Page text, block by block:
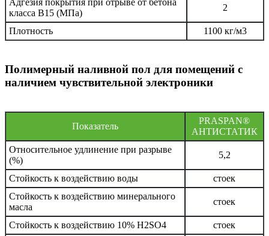
Адгезия покрытия при отрыве от бетона
класса В15 (МПа)
2
Плотность 1100 кг/м3
Полимерный наливной пол для помещений с
наличием чувствительной электроники
Показатель
PRASPAN®
АНТИСТАТИК
Относительное удлинение при разрыве
(%)
5,2
Стойкость к воздействию воды
стоек
Стойкость к воздействию минерального
масла
стоек
Стойкость к воздействию 10% H2SO4 стоек